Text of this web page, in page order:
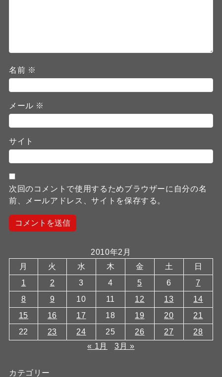
名前 ※
メール ※
サイト
次回のコメントで使用するためブラウザーに自分の名
前、メールアドレス、サイトを保存する。
2010年2月
月
火 水 木 金 土
日
1
2 3 4 5 6
7
8
9 10 11 12 13
14
15
16 17 18 19 20
21
22
23 24 25 26 27
28
« 1月
3月 »
カテゴリー